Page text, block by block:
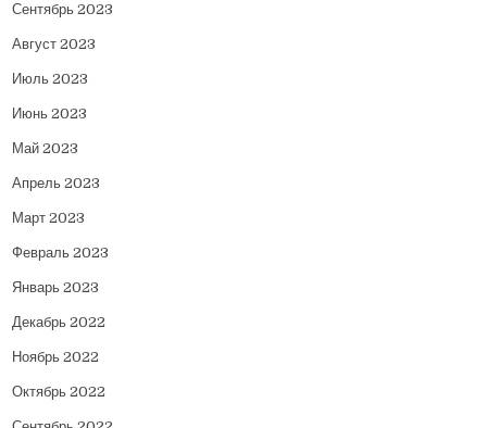
Сентябрь 2023
Август 2023
Июль 2023
Июнь 2023
Май 2023
Апрель 2023
Март 2023
Февраль 2023
Январь 2023
Декабрь 2022
Ноябрь 2022
Октябрь 2022